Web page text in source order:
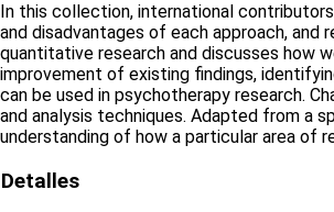
In this collection, international
and disadvantages of each approach,
quantitative research and discusses how
improvement of existing findings,
can be used in psychotherapy research.
and analysis techniques. Adapted from a
understanding of how a particular area of
Detalles